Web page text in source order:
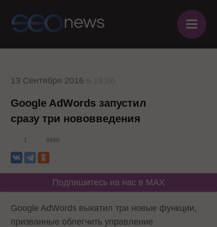
≡
13 Сентября 2016
Google AdWords запустил
сразу три нововведения
1 9960
Подпишитесь на нас в MAX
Google AdWords выкатил три новые функции,
призванные облегчить управление